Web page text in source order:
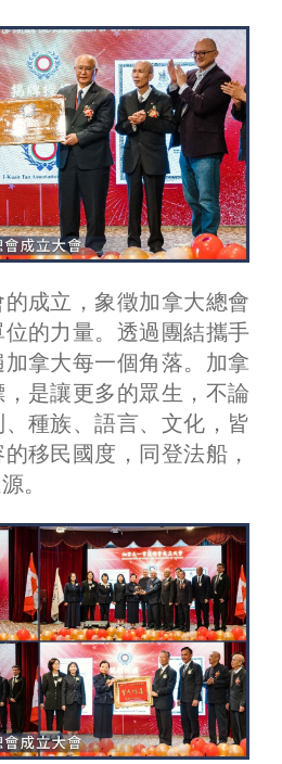
成立，象徵加拿大總會
的力量。透過團結攜手
拿大每一個角落。加拿
是讓更多的眾生，不論
種族、語言、文化，皆
移民國度，同登法船，
。